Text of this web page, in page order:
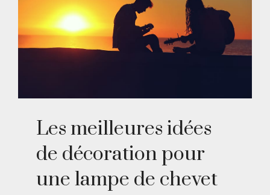
Les meilleures idées
de décoration pour
une lampe de chevet